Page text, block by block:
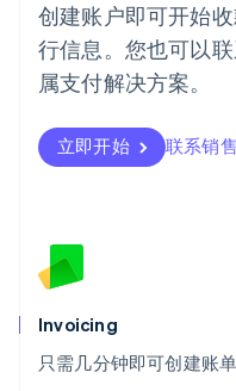
创建账户即可开始
行信息。您也可以
属支付解决方案。
立即开始 联系销售
Invoicing
只需几分钟即可创建账
日本
日本語 English
瑞典
SvenskaEnglish
Deutsch FrançaisItaliano
塞浦路斯
English
ไทยEnglish
希腊
English